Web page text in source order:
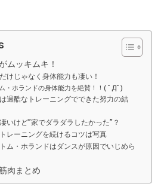
ムッキムキ！
けじゃなく身体能力も凄い！
・ホランドの身体能力を絶賛！！( ﾟДﾟ)
過酷なトレーニングでできた努力の結
いけど”家でダラダラしたかった”？
レーニングを続けるコツは写真
ム・ホランドはダンスが原因でいじめら
肉まとめ